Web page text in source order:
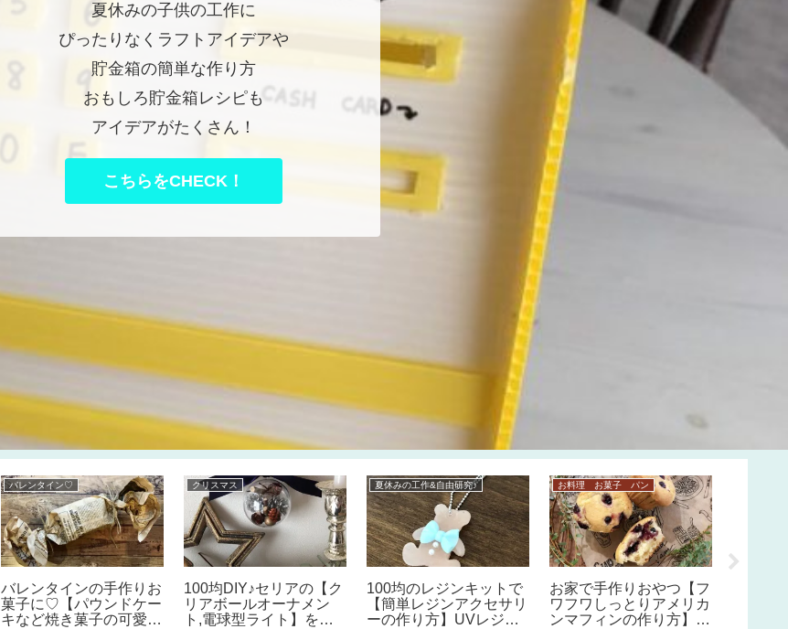
夏休みの子供の工作に
ぴったりなくラフトアイデアや
貯金箱の簡単な作り方
おもしろ貯金箱レシピも
アイデアがたくさん！
こちらをCHECK！
バレンタイン♡
バレンタインの手作りお
菓子に♡【パウンドケー
キなど焼き菓子の可愛い
クリスマス
100均DIY♪セリアの【ク
リアボールオーナメン
ト,電球型ライト】を使
夏休みの工作&自由研究♪
100均のレジンキットで
【簡単レジンアクセサリ
ーの作り方】UVレジン
お料理 お菓子 パン
お家で手作りおやつ【フ
ワフワしっとりアメリカ
ンマフィンの作り方】チ
ウィン